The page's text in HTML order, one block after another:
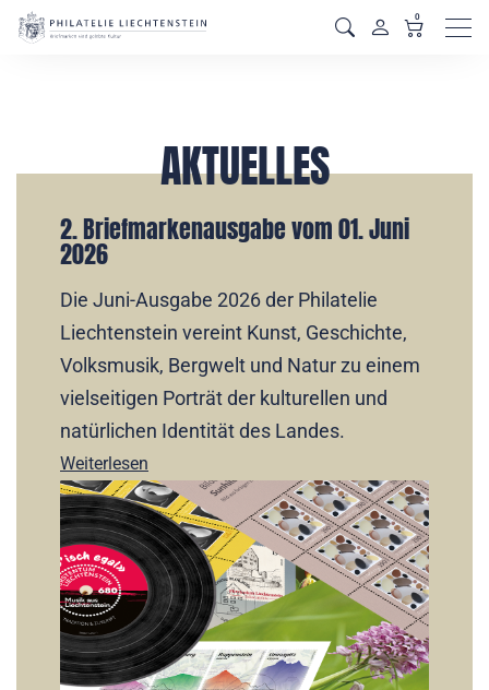
0
AKTUELLES
2. Briefmarkenausgabe vom 01. Juni
2026
Die Juni-Ausgabe 2026 der Philatelie
Liechtenstein vereint Kunst, Geschichte,
Volksmusik, Bergwelt und Natur zu einem
vielseitigen Porträt der kulturellen und
natürlichen Identität des Landes.
Weiterlesen